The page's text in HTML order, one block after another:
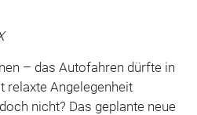
– das Autofahren dürfte in
relaxte Angelegenheit
nicht? Das geplante neue